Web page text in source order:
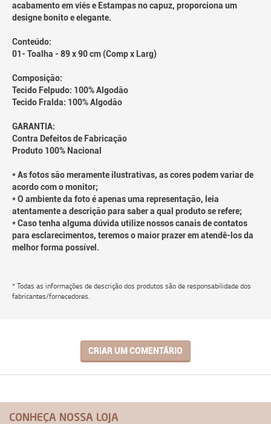
acabamento em viés e Estampas no capuz, proporciona um
designe bonito e elegante.
Conteúdo:
01- Toalha - 89 x 90 cm (Comp x Larg)
Composição:
Tecido Felpudo: 100% Algodão
Tecido Fralda: 100% Algodão
GARANTIA:
Contra Defeitos de Fabricação
Produto 100% Nacional
* As fotos são meramente ilustrativas, as cores podem variar de
acordo com o monitor;
* O ambiente da foto é apenas uma representação, leia
atentamente a descrição para saber a qual produto se refere;
* Caso tenha alguma dúvida utilize nossos canais de contatos
para esclarecimentos, teremos o maior prazer em atendê-los da
melhor forma possível.
* Todas as informações de descrição dos produtos são de responsabilidade dos
fabricantes/fornecedores.
CRIAR UM COMENTÁRIO
CONHEÇA NOSSA LOJA